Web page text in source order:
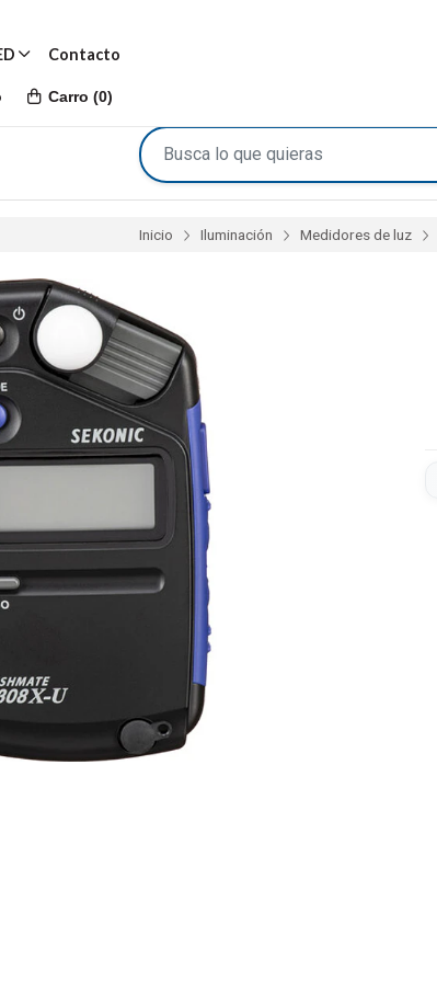
Contacto
Carro (0)
Inicio Iluminación Medidores de luz